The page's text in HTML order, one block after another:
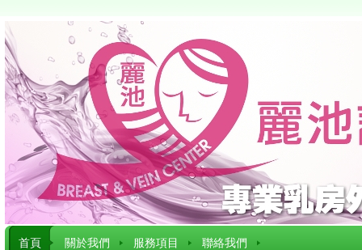
首頁 關於我們 服務項目 聯絡我們